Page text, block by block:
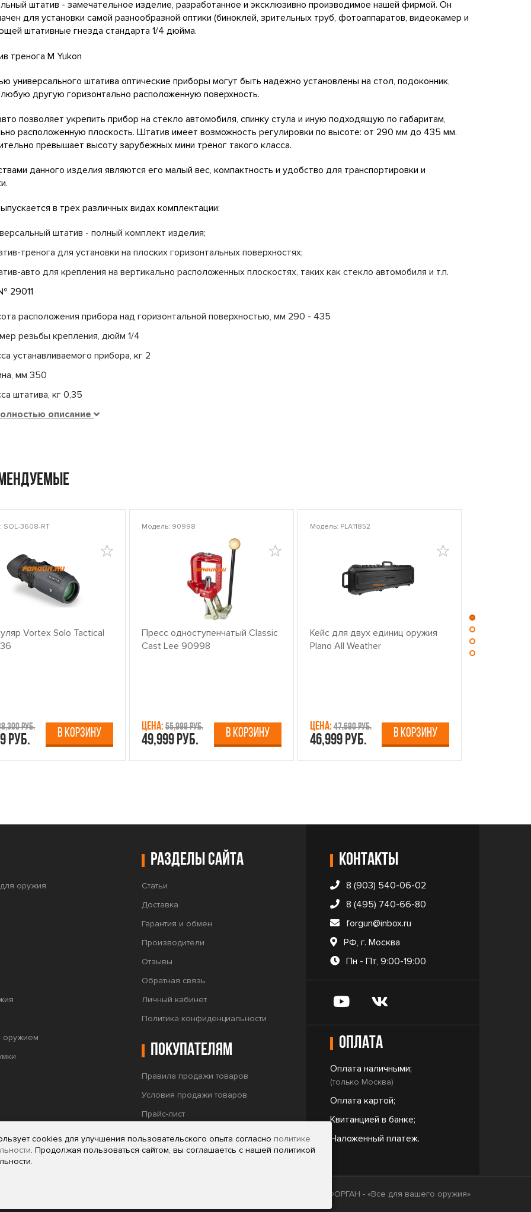
штатив - замечательное изделие, разработанное и эксклюзивно производимое нашей фирмой. Он
для установки самой разнообразной оптики (биноклей, зрительных труб, фотоаппаратов, видеокамер и
штативные гнезда стандарта 1/4 дюйма.
универсального штатива оптические приборы могут быть надежно установлены на стол, подоконник,
другую горизонтально расположенную поверхность.
позволяет укрепить прибор на стекло автомобиля, спинку стула и иную подходящую по габаритам,
расположенную плоскость. Штатив имеет возможность регулировки по высоте: от 290 мм до 435 мм.
превышает высоту зарубежных мини треног такого класса.
данного изделия являются его малый вес, компактность и удобство для транспортировки и
в трех различных видах комплектации:
штатив - полный комплект изделия;
тренога для установки на плоских горизонтальных поверхностях;
авто для крепления на вертикально расположенных плоскостях, таких как стекло автомобиля и т.п.
29011
расположения прибора над горизонтальной поверхностью, мм 290 - 435
резьбы крепления, дюйм 1/4
устанавливаемого прибора, кг 2
мм 350
штатива, кг 0,35
описание
SOL-3608-RT
Vortex Solo Tactical
руб.
руб. В КОРЗИНУ
Модель: 90998
Пресс одноступенчатый Classic
Cast Lee 90998
Цена: 55,999 руб.
49,999 руб. В КОРЗИНУ
Модель: PLA11852
Кейс для двух единиц оружия
Plano All Weather
Цена:47,690 руб.
46,999 руб. В КОРЗИНУ
Контакты
8 (903) 540-06-02
8 (495) 740-66-80
forgun@inbox.ru
РФ, г. Москва
Пн - Пт, 9:00-19:00
Оплата
Оплата наличными;
(только Москва)
Оплата картой;
Квитанцией в банке;
Наложенный платеж.
оружия
оружием
Разделы сайта
Статьи
Доставка
Гарантия и обмен
Производители
Отзывы
Обратная связь
Личный кабинет
Политика конфиденциальности
Покупателям
Правила продажи товаров
Условия продажи товаров
Прайс-лист
характер и не является офертой (публичной офертой) или
2) Гражданского Кодекса Российской Федерации
2009 - 2026 © ФОРГАН - «Все для вашего оружия»
cookies для улучшения пользовательского опыта согласно политике
. Продолжая пользоваться сайтом, вы соглашаетсь с нашей политикой